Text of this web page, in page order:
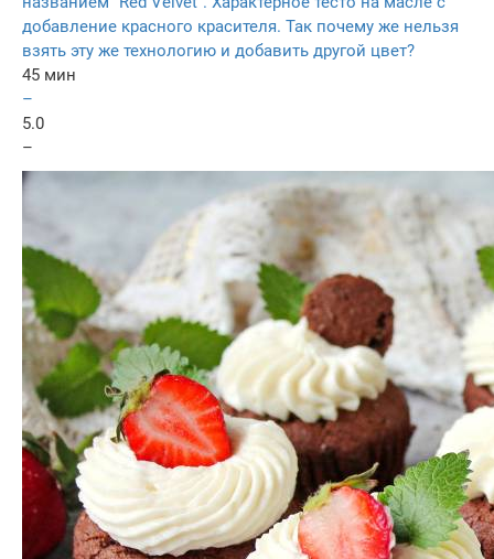
добавление красного красителя. Так почему же нельзя
взять эту же технологию и добавить другой цвет?
45 мин
–
5.0
–